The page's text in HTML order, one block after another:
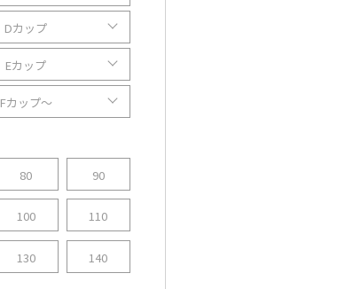
Dカップ
Eカップ
Fカップ～
80 90
100 110
130 140